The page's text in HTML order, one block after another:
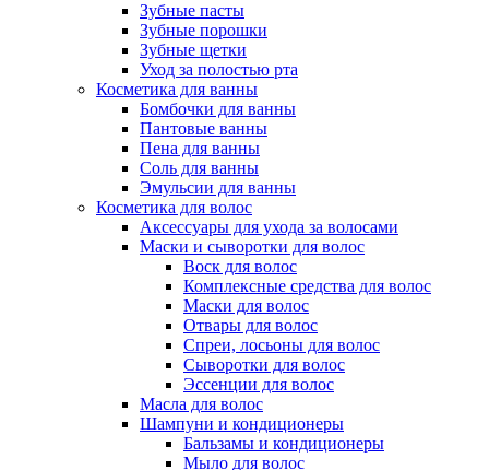
Зубные пасты
Зубные порошки
Зубные щетки
Уход за полостью рта
Косметика для ванны
Бомбочки для ванны
Пантовые ванны
Пена для ванны
Соль для ванны
Эмульсии для ванны
Косметика для волос
Аксессуары для ухода за волосами
Маски и сыворотки для волос
Воск для волос
Комплексные средства для волос
Маски для волос
Отвары для волос
Спреи, лосьоны для волос
Сыворотки для волос
Эссенции для волос
Масла для волос
Шампуни и кондиционеры
Бальзамы и кондиционеры
Мыло для волос